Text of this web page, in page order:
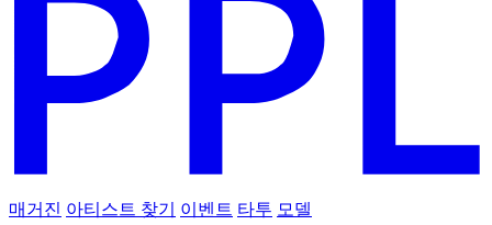
매거진 아티스트 찾기 이벤트 타투 모델